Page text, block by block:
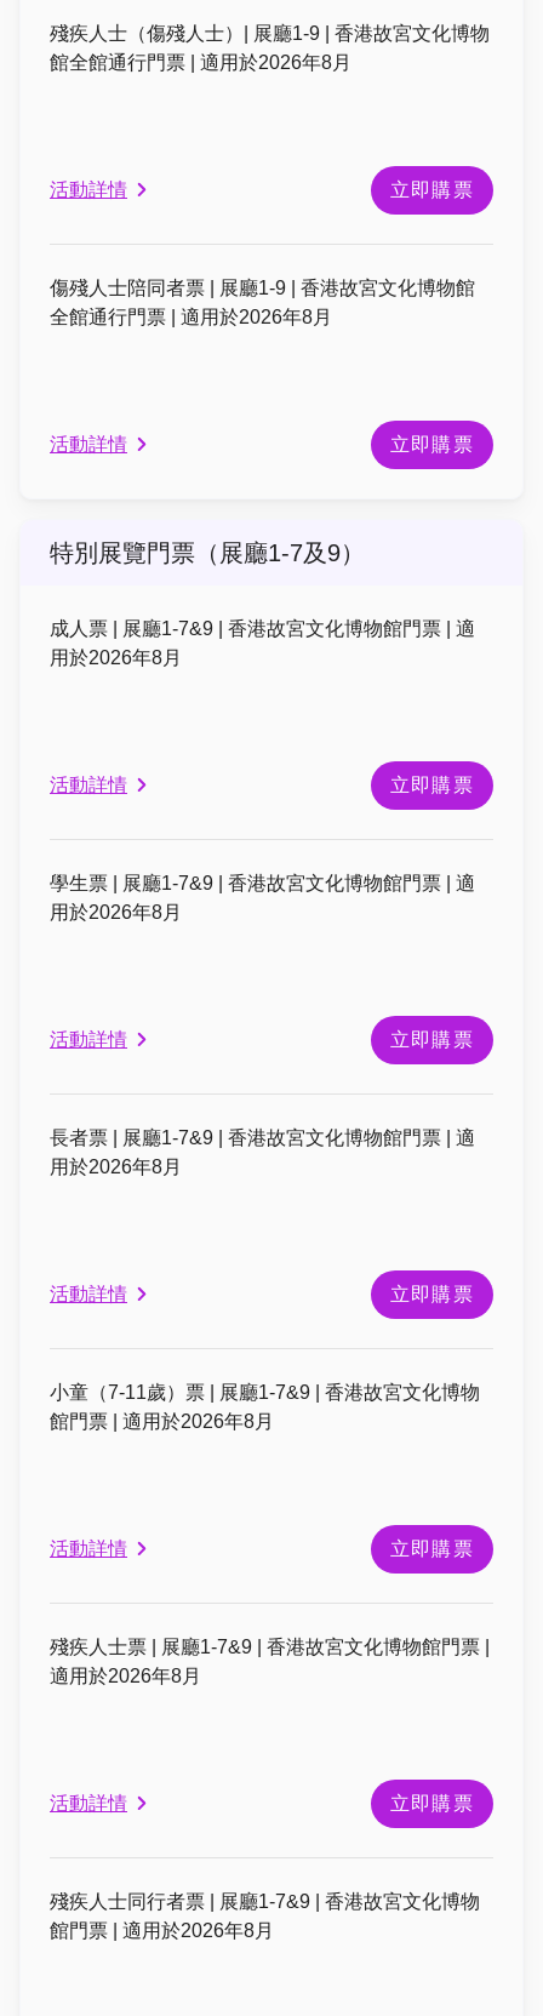
殘疾人士（傷殘人士）| 展廳1-9 | 香港故宮文化博物
館全館通行門票 | 適用於2026年8月
活動詳情 立即購票
傷殘人士陪同者票 | 展廳1-9 | 香港故宮文化博物館
全館通行門票 | 適用於2026年8月
活動詳情 立即購票
特別展覽門票（展廳1-7及9）
成人票 | 展廳1-7&9 | 香港故宮文化博物館門票 | 適
用於2026年8月
活動詳情 立即購票
學生票 | 展廳1-7&9 | 香港故宮文化博物館門票 | 適
用於2026年8月
活動詳情 立即購票
長者票 | 展廳1-7&9 | 香港故宮文化博物館門票 | 適
用於2026年8月
活動詳情 立即購票
小童（7-11歲）票 | 展廳1-7&9 | 香港故宮文化博物
館門票 | 適用於2026年8月
活動詳情 立即購票
殘疾人士票 | 展廳1-7&9 | 香港故宮文化博物館門票 |
適用於2026年8月
活動詳情 立即購票
殘疾人士同行者票 | 展廳1-7&9 | 香港故宮文化博物
館門票 | 適用於2026年8月